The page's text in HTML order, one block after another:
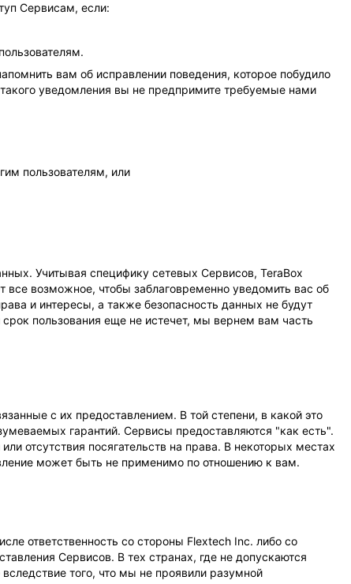
Сервисам, если:
вам об исправлении поведения, которое побудило
уведомления вы не предпримите требуемые нами
пользователям, или
Учитывая специфику сетевых Сервисов, TeraBox
возможное, чтобы заблаговременно уведомить вас об
и интересы, а также безопасность данных не будут
пользования еще не истечет, мы вернем вам часть
с их предоставлением. В той степени, в какой это
гарантий. Сервисы предоставляются "как есть".
отсутствия посягательств на права. В некоторых местах
может быть не применимо по отношению к вам.
ответственность со стороны Flextech Inc. либо со
Сервисов. В тех странах, где не допускаются
того, что мы не проявили разумной